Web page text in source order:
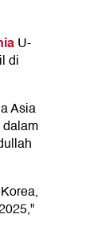
U-
di
Asia